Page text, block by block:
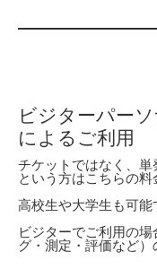
ビジターパー
によるご利用
チケットではなく、単
という方はこちらの料
高校生や大学生も可能
ビジターでご利用の
グ・測定・評価など）